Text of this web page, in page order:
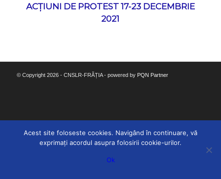
ACȚIUNI DE PROTEST 17-23 DECEMBRIE
2021
© Copyright 2026 - CNSLR-FRĂȚIA - powered by PQN Partner
Acest site foloseste cookies. Navigând în continuare, vă
exprimați acordul asupra folosirii cookie-urilor.
Ok